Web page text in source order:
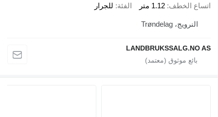
اتساع الخطف 1.12 متر الفئة للجرار
النرويج، Trøndelag
LANDBRUKSSALG.NO AS